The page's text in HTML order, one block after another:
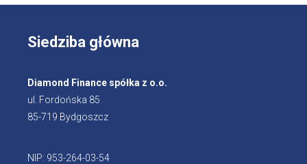
Siedziba główna
Diamond Finance spółka z o.o.
ul. Fordońska 85
85-719 Bydgoszcz
NIP: 953-264-03-54